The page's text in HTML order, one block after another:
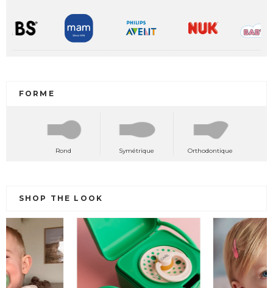
FORME
Rond Symétrique Orthodontique
SHOP THE LOOK